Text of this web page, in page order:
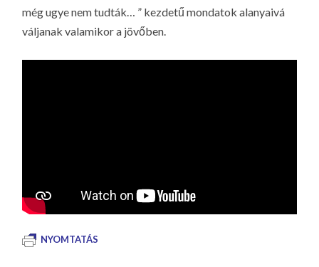
még ugye nem tudták… ” kezdetű mondatok alanyaivá
váljanak valamikor a jövőben.
NYOMTATÁS